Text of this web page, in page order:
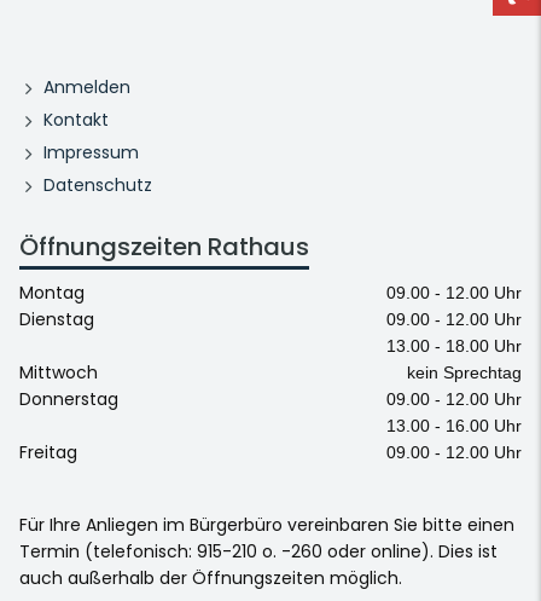
Anmelden
Kontakt
Impressum
Datenschutz
Öffnungszeiten Rathaus
Montag 09.00 - 12.00 Uhr
Dienstag
09.00 - 12.00 Uhr
13.00 - 18.00 Uhr
Mittwoch kein Sprechtag
Donnerstag
09.00 - 12.00 Uhr
13.00 - 16.00 Uhr
Freitag 09.00 - 12.00 Uhr
Für Ihre Anliegen im Bürgerbüro vereinbaren Sie bitte einen
Termin (telefonisch: 915-210 o. -260 oder online). Dies ist
auch außerhalb der Öffnungszeiten möglich.